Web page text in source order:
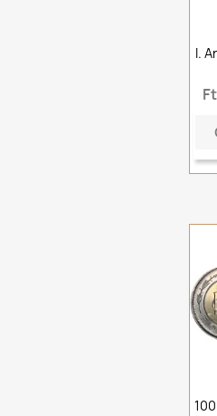
I.